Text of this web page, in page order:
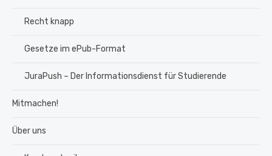
Recht knapp
Gesetze im ePub-Format
JuraPush – Der Informationsdienst für Studierende
Mitmachen!
Über uns